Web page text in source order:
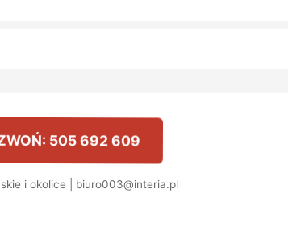
505 692 609
i okolice | biuro003@interia.pl